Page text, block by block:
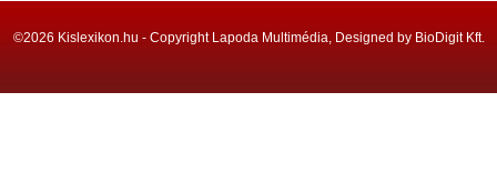
©2026 Kislexikon.hu - Copyright Lapoda Multimédia, Designed by BioDigit Kft.